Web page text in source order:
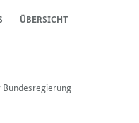
ÜBERSICHT